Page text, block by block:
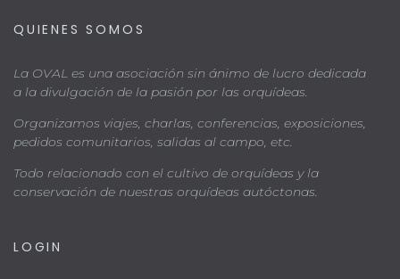
QUIENES SOMOS
La OVAL es una asociación sin ánimo de lucro dedicada
a la divulgación de la pasión por las orquídeas.
Organizamos viajes, charlas, conferencias, exposiciones,
pedidos comunitarios, salidas al campo, etc.
Todo relacionado con el cultivo de orquídeas y la
conservación de nuestras orquídeas autóctonas.
LOGIN